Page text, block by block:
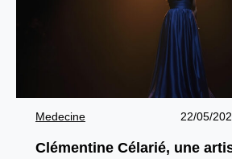
Medecine 22/05/
Clémentine Célarié, une